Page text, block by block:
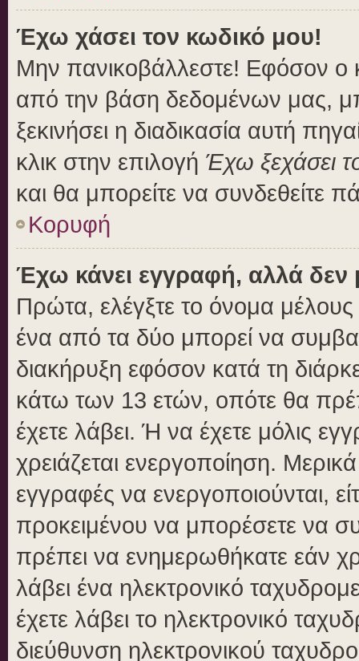
Έχω χάσει τον κωδικό μου!
Μην πανικοβάλλεστε! Εφόσον ο
από την βάση δεδομένων μας,
ξεκινήσει η διαδικασία αυτή
κλικ στην επιλογή Έχω ξεχάσει
και θα μπορείτε να συνδεθείτε
Κορυφή
Έχω κάνει εγγραφή, αλλά
Πρώτα, ελέγξτε το όνομα μέλους
ένα από τα δύο μπορεί να
διακήρυξη εφόσον κατά τη
κάτω των 13 ετών, οπότε θα
έχετε λάβει. Ή να έχετε μόλις
χρειάζεται ενεργοποίηση.
εγγραφές να ενεργοποιούνται,
προκειμένου να μπορέσετε να
πρέπει να ενημερωθήκατε εάν
λάβει ένα ηλεκτρονικό
έχετε λάβει το ηλεκτρονικό
διεύθυνση ηλεκτρονικού